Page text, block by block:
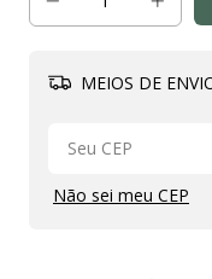
MEIOS DE
Não sei meu CEP